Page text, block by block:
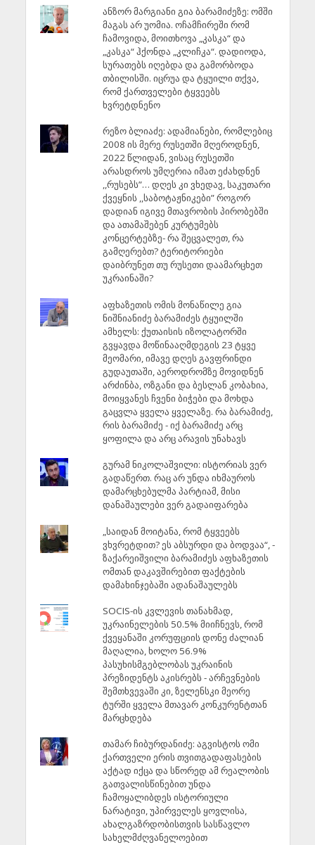
ანზორ მარგიანი გია ბარამიძეზე: ომში
მაგას არ უომია. ოჩამჩირეში რომ
ჩამოვიდა, მოითხოვა „კასკა“ და
„კასკა“ ჰქონდა „კლიჩკა“. დადიოდა,
სურათებს იღებდა და გამორბოდა
თბილისში. იცრუა და ტყუილი თქვა,
რომ ქართველები ტყვეებს
ხვრეტდნენო
რეზო ბლიაძე: ადამიანები, რომლებიც
2008 ის მერე რუსეთში მღეროდნენ,
2022 წლიდან, ვისაც რუსეთში
არასდროს უმღერია იმათ ეძახდნენ
,,რუსებს”… დღეს კი ვხედავ, საკუთარი
ქვეყნის ,,საბოტაჟნიკები” როგორ
დადიან იგივე მთავრობის პირობებში
და ათამაშებენ კურტუმებს
კონცერტებზე- რა შეცვალეთ, რა
გამღერებთ? ტერიტორიები
დაიბრუნეთ თუ რუსეთი დაამარცხეთ
უკრაინაში?
აფხაზეთის ომის მონაწილე გია
ნიშნიანიძე ბარამიძეს ტყუილში
ამხელს: ქუთაისის იზოლატორში
გვყავდა მოწინააღმდეგის 23 ტყვე
მეომარი, იმავე დღეს გავფრინდი
გუდაუთაში, აეროდრომზე მოვიდნენ
არძინბა, ოზგანი და ბესლან კობახია,
მოიყვანეს ჩვენი ბიჭები და მოხდა
გაცვლა ყველა ყველაზე. რა ბარამიძე,
რის ბარამიძე - იქ ბარამიძე არც
ყოფილა და არც არავის უნახავს
გურამ ნიკოლაშვილი: ისტორიას ვერ
გადაწერთ. რაც არ უნდა იხმაუროს
დამარცხებულმა პარტიამ, მისი
დანაშაულები ვერ გადაიფარება
„საიდან მოიტანა, რომ ტყვეებს
ვხვრეტდით? ეს აბსურდი და ბოდვაა“, -
ზაქარეიშვილი ბარამიძეს აფხაზეთის
ომთან დაკავშირებით ფაქტების
დამახინჯებაში ადანაშაულებს
SOCIS-ის კვლევის თანახმად,
უკრაინელების 50.5% მიიჩნევს, რომ
ქვეყანაში კორუფციის დონე ძალიან
მაღალია, ხოლო 56.9%
პასუხისმგებლობას უკრაინის
პრეზიდენტს აკისრებს - არჩევნების
შემთხვევაში კი, ზელენსკი მეორე
ტურში ყველა მთავარ კონკურენტთან
მარცხდება
თამარ ჩიბურდანიძე: აგვისტოს ომი
ქართველი ერის თვითგადაფასების
აქტად იქცა და სწორედ ამ რეალობის
გათვალისწინებით უნდა
ჩამოყალიბდეს ისტორიული
ნარატივი, უპირველეს ყოვლისა,
ახალგაზრდობისთვის სასწავლო
სახელმძღვანელოებით